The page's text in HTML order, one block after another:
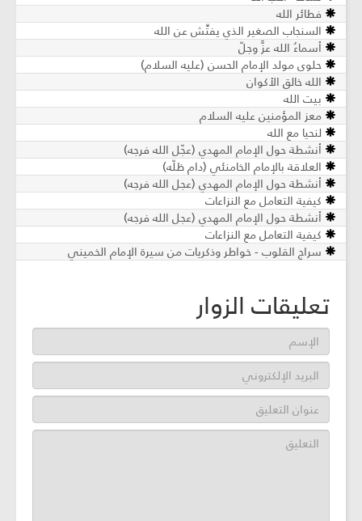
فطائر الله
السنجاب الصغير الذي يفتِّش عن الله
أسماءُ الله عزَّ وجلّ
حلوى مولد الإمام الحسن (عليه السلام)
الله خالق الأكوان
بيت الله
معز المؤمنين عليه السلام
لنحيا مع الله
أنشطة حول الإمام المهدي (عجّل الله فرجه)
العلاقة بالإمام الخامنئي (دام ظلّه)
أنشطة حول الإمام المهدي (عجل الله فرجه)
كيفية التعامل مع النزاعات
أنشطة حول الإمام المهدي (عجل الله فرجه)
كيفية التعامل مع النزاعات
سراج القلوب - خواطر وذكريات من سيرة الإمام الخميني
تعليقات الزوار